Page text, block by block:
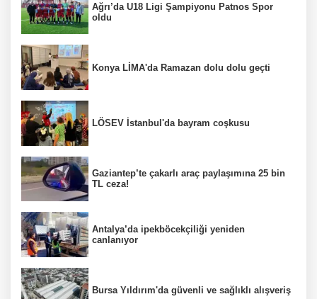
Ağrı’da U18 Ligi Şampiyonu Patnos Spor
oldu
Konya LİMA'da Ramazan dolu dolu geçti
LÖSEV İstanbul'da bayram coşkusu
Gaziantep’te çakarlı araç paylaşımına 25 bin
TL ceza!
Antalya’da ipekböcekçiliği yeniden
canlanıyor
Bursa Yıldırım'da güvenli ve sağlıklı alışveriş